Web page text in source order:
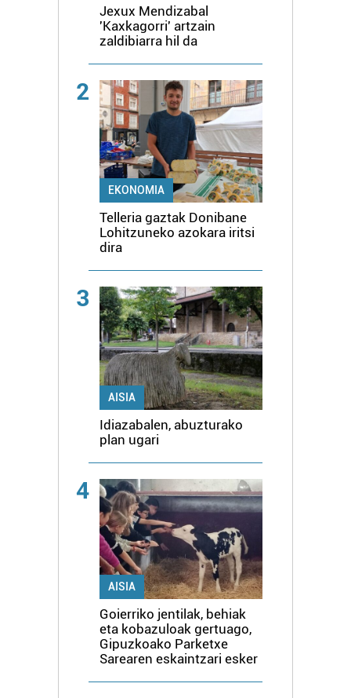
Jexux Mendizabal
'Kaxkagorri' artzain
zaldibiarra hil da
2
EKONOMIA
Telleria gaztak Donibane
Lohitzuneko azokara iritsi
dira
3
AISIA
Idiazabalen, abuzturako
plan ugari
4
AISIA
Goierriko jentilak, behiak
eta kobazuloak gertuago,
Gipuzkoako Parketxe
Sarearen eskaintzari esker